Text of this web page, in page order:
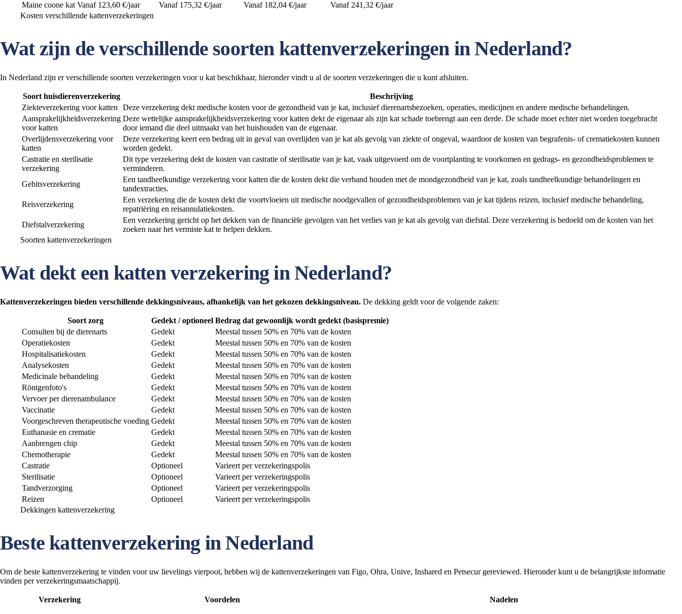
Maine coone kat Vanaf 123,60 €/jaar Vanaf 175,32 €/jaar Vanaf 182,04 €/jaar
Vanaf 241,32 €/jaar
Kosten verschillende kattenverzekeringen
Wat zijn de verschillende soorten kattenverzekeringen in Nederland?
In Nederland zijn er verschillende soorten verzekeringen voor u kat beschikbaar, hieronder vindt u al de soorten verzekeringen die u kunt afsluiten.
Soort huisdierenverzekering
Beschrijving
Ziekteverzekering voor katten
Deze verzekering dekt medische kosten voor de gezondheid van je kat, inclusief dierenartsbezoeken, operaties, medicijnen en andere medische behandelingen.
Aansprakelijkheidsverzekering
voor katten
Deze wettelijke aansprakelijkheidsverzekering voor katten dekt de eigenaar als zijn kat schade toebrengt aan een derde. De schade moet echter niet worden toegebracht
door iemand die deel uitmaakt van het huishouden van de eigenaar.
Overlijdensverzekering voor
katten
Deze verzekering keert een bedrag uit in geval van overlijden van je kat als gevolg van ziekte of ongeval, waardoor de kosten van begrafenis- of crematiekosten kunnen
worden gedekt.
Castratie en sterilisatie
verzekering
Dit type verzekering dekt de kosten van castratie of sterilisatie van je kat, vaak uitgevoerd om de voortplanting te voorkomen en gedrags- en gezondheidsproblemen te
verminderen.
Gebitsverzekering
Een tandheelkundige verzekering voor katten die de kosten dekt die verband houden met de mondgezondheid van je kat, zoals tandheelkundige behandelingen en
tandextracties.
Reisverzekering
Een verzekering die de kosten dekt die voortvloeien uit medische noodgevallen of gezondheidsproblemen van je kat tijdens reizen, inclusief medische behandeling,
repatriëring en reisannulatiekosten.
Diefstalverzekering
Een verzekering gericht op het dekken van de financiële gevolgen van het verlies van je kat als gevolg van diefstal. Deze verzekering is bedoeld om de kosten van het
zoeken naar het vermiste kat te helpen dekken.
Soorten kattenverzekeringen
Wat dekt een katten verzekering in Nederland?
Kattenverzekeringen bieden verschillende dekkingsniveaus, afhankelijk van het gekozen dekkingsniveau. De dekking geldt voor de volgende zaken:
Soort zorg Gedekt / optioneel Bedrag dat gewoonlijk wordt gedekt (basispremie)
Consulten bij de dierenarts
Gedekt
Meestal tussen 50% en 70% van de kosten
Operatiekosten
Gedekt
Meestal tussen 50% en 70% van de kosten
Hospitalisatiekosten
Gedekt
Meestal tussen 50% en 70% van de kosten
Analysekosten
Gedekt
Meestal tussen 50% en 70% van de kosten
Medicinale behandeling
Gedekt
Meestal tussen 50% en 70% van de kosten
Röntgenfoto's
Gedekt
Meestal tussen 50% en 70% van de kosten
Vervoer per dierenambulance
Gedekt
Meestal tussen 50% en 70% van de kosten
Vaccinatie
Gedekt
Meestal tussen 50% en 70% van de kosten
Voorgeschreven therapeutische voeding Gedekt
Meestal tussen 50% en 70% van de kosten
Euthanasie en crematie
Gedekt
Meestal tussen 50% en 70% van de kosten
Aanbrengen chip
Gedekt
Meestal tussen 50% en 70% van de kosten
Chemotherapie
Gedekt
Meestal tussen 50% en 70% van de kosten
Castratie
Optioneel
Varieert per verzekeringspolis
Sterilisatie
Optioneel
Varieert per verzekeringspolis
Tandverzorging
Optioneel
Varieert per verzekeringspolis
Reizen
Optioneel
Varieert per verzekeringspolis
Dekkingen kattenverzekering
Beste kattenverzekering in Nederland
Om de beste kattenverzekering te vinden voor uw lievelings vierpoot, hebben wij de kattenverzekeringen van Figo, Ohra, Unive, Inshared en Petsecur gereviewed. Hieronder kunt u de belangrijkste informatie
vinden per verzekeringsmaatschappij.
Verzekering Voordelen Nadelen